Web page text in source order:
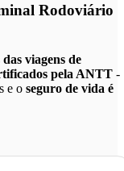
Rodoviário
viagens de
pela ANTT -
e o seguro de vida é